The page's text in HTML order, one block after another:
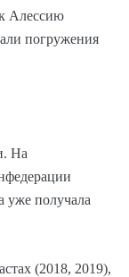
Алессию
погружения
На
уже получала
(2018, 2019),